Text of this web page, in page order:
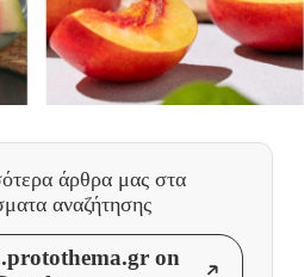
άρθρα μας στα
αναζήτησης
on